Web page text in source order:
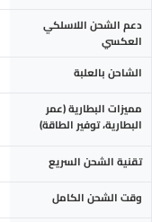
دعم الشحن اللاسلكي
العكسي
الشاحن بالعلبة
مميزات البطارية (عمر
البطارية، توفير الطاقة)
تقنية الشحن السريع
وقت الشحن الكامل